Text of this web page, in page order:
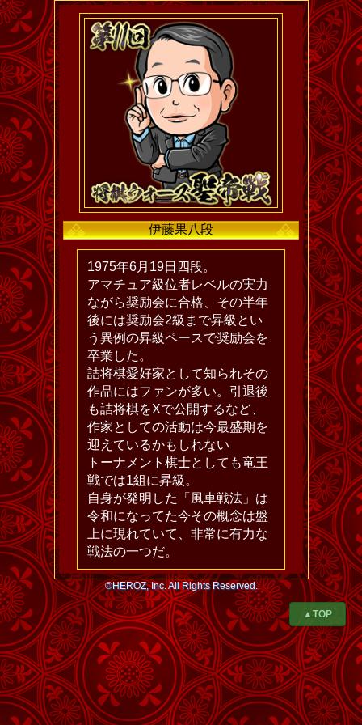
伊藤果八段
1975年6月19日四段。
アマチュア級位者レベルの実力
ながら奨励会に合格、その半年
後には奨励会2級まで昇級とい
う異例の昇級ペースで奨励会を
卒業した。
詰将棋愛好家として知られその
作品にはファンが多い。引退後
も詰将棋をXで公開するなど、
作家としての活動は今最盛期を
迎えているかもしれない
トーナメント棋士としても竜王
戦では1組に昇級。
自身が発明した「風車戦法」は
令和になってた今その概念は盤
上に現れていて、非常に有力な
戦法の一つだ。
©HEROZ, Inc. All Rights Reserved.
▲TOP